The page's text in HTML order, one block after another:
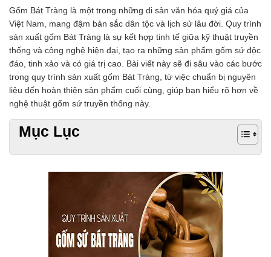
Chất phụ gia tạo cấu trúc
Chất phụ gia bảo quản
Chất phụ gia nem giò chả
Chất phụ gia bún mì phở
Chất phụ gia bánh kẹo kem
Chất phụ gia nước giải khát
Chất phụ gia xúc xích
Chất phụ gia nước mắm
Chất phụ gia rau củ quả
Chất phụ gia thạch rau câu
Chất phụ gia đậu hũ
HÓA CHẤT TẨY RỬA
Tẩy rửa công nghiệp
HÓA CHẤT THỦY SẢN
Hóa chất xử lý nước
Gốm Bát Tràng là một trong những di sản văn hóa quý giá của
Việt Nam, mang đậm bản sắc dân tộc và lịch sử lâu đời. Quy trình
sản xuất gốm Bát Tràng là sự kết hợp tinh tế giữa kỹ thuật truyền
thống và công nghệ hiện đại, tạo ra những sản phẩm gốm sứ độc
đáo, tinh xảo và có giá trị cao. Bài viết này sẽ đi sâu vào các bước
trong quy trình sản xuất gốm Bát Tràng, từ việc chuẩn bị nguyên
liệu đến hoàn thiện sản phẩm cuối cùng, giúp bạn hiểu rõ hơn về
nghệ thuật gốm sứ truyền thống này.
Mục Lục